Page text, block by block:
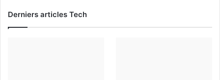
Derniers articles Tech